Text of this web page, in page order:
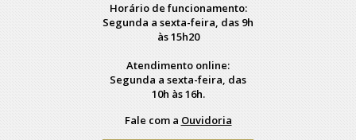
Horário de funcionamento:
Segunda a sexta-feira, das 9h
às 15h20
Atendimento online:
Segunda a sexta-feira, das
10h às 16h.
Fale com a Ouvidoria